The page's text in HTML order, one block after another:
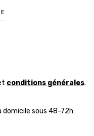
conditions générales.
domicile sous 48-72h